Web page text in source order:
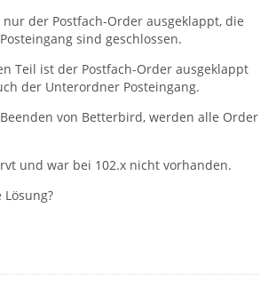
der Postfach-Order ausgeklappt, die
sind geschlossen.
Teil ist der Postfach-Order ausgeklappt
der Unterordner Posteingang.
von Betterbird, werden alle Order
und war bei 102.x nicht vorhanden.